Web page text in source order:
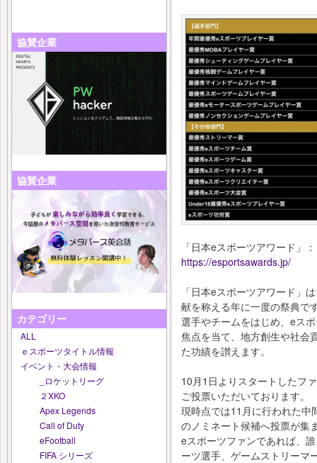
協賛企業
協賛企業
カテゴリー
ALL
ｅスポーツタイトル情報
イベント・大会情報
_ロケットリーグ
２XKO
Apex Legends
Call of Duty
eFootball
FIFA シリーズ
「日本eスポーツアワード」：
https://esportsawards.jp/
「日本eスポーツアワード」
献を称える年に一度の祭典で
選手やチームをはじめ、eス
焦点を当て、地方創生や社会
た功績を讃えます。
10月1日よりスタートしたフ
ご投票いただいております。
現時点では11月に行われた中
のノミネート候補へ投票が集
eスポーツファンであれば、
ーツ選手、ゲームストリーマ